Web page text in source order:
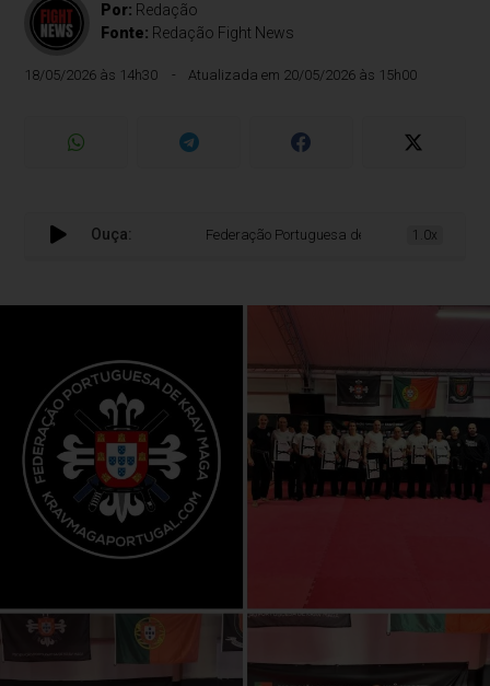
Por: Redação
Fonte: Redação Fight News
18/05/2026 às 14h30 Atualizada em 20/05/2026 às 15h00
Ouça: Federação Portuguesa de Krav Maga vive
1.0x